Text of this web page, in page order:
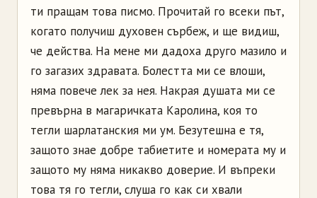
ти пращам това писмо. Прочитай го всеки път,
когато получиш духовен сърбеж, и ще видиш,
че действа. На мене ми дадоха друго мазило и
го загазих здравата. Болестта ми се влоши,
няма повече лек за нея. Накрая душата ми се
превърна в магаричката Каролина, коя то
тегли шарлатанския ми ум. Безутешна е тя,
защото знае добре табиетите и номерата му и
защото му няма никакво доверие. И въпреки
това тя го тегли, слуша го как си хвали